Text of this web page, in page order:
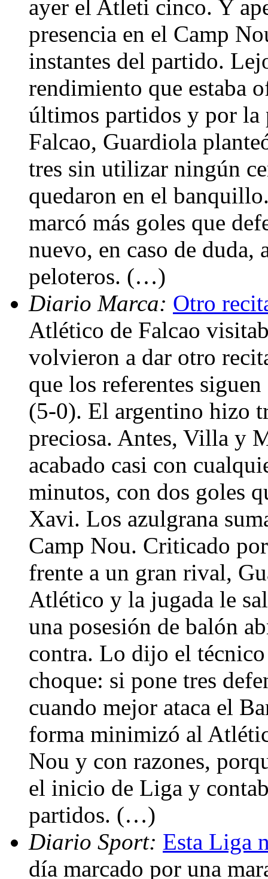
ayer el Atleti cinco. Y
presencia en el Camp
instantes del partido.
rendimiento que estaba
últimos partidos y por la
Falcao, Guardiola
tres sin utilizar ningún
quedaron en el
marcó más goles que
nuevo, en caso de duda,
peloteros. (…)
Diario Marca: Otro
Atlético de Falcao
volvieron a dar otro
que los referentes
(5-0). El argentino hizo
preciosa. Antes, Villa y
acabado casi con
minutos, con dos goles
Xavi. Los azulgrana
Camp Nou. Criticado
frente a un gran rival,
Atlético y la jugada le
una posesión de balón
contra. Lo dijo el
choque: si pone tres
cuando mejor ataca el
forma minimizó al
Nou y con razones,
el inicio de Liga y
partidos. (…)
Diario Sport: Esta Liga
día marcado por una